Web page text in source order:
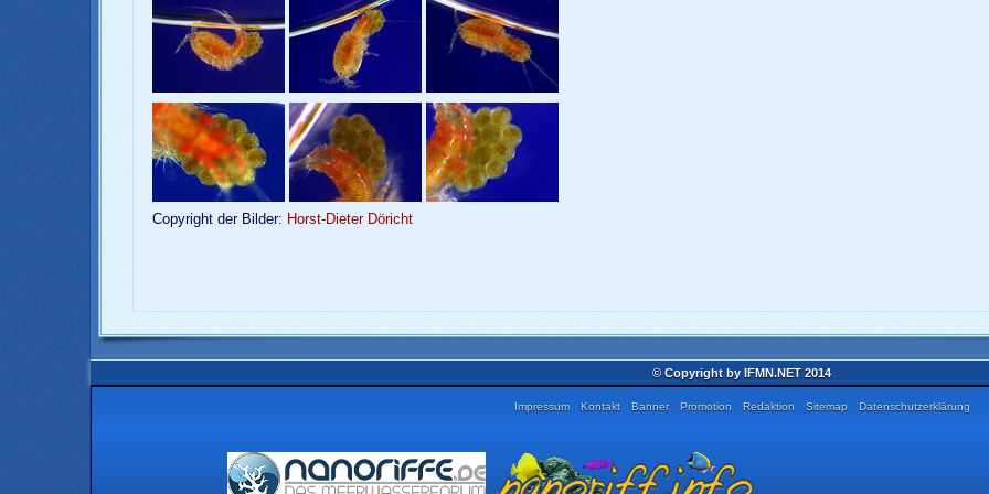
Copyright der Bilder: Horst-Dieter Döricht
© Copyright by IFMN.NET 2014
Impressum Kontakt Banner Promotion Redaktion Sitemap Datenschutzerklärung